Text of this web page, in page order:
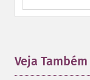
Veja Também